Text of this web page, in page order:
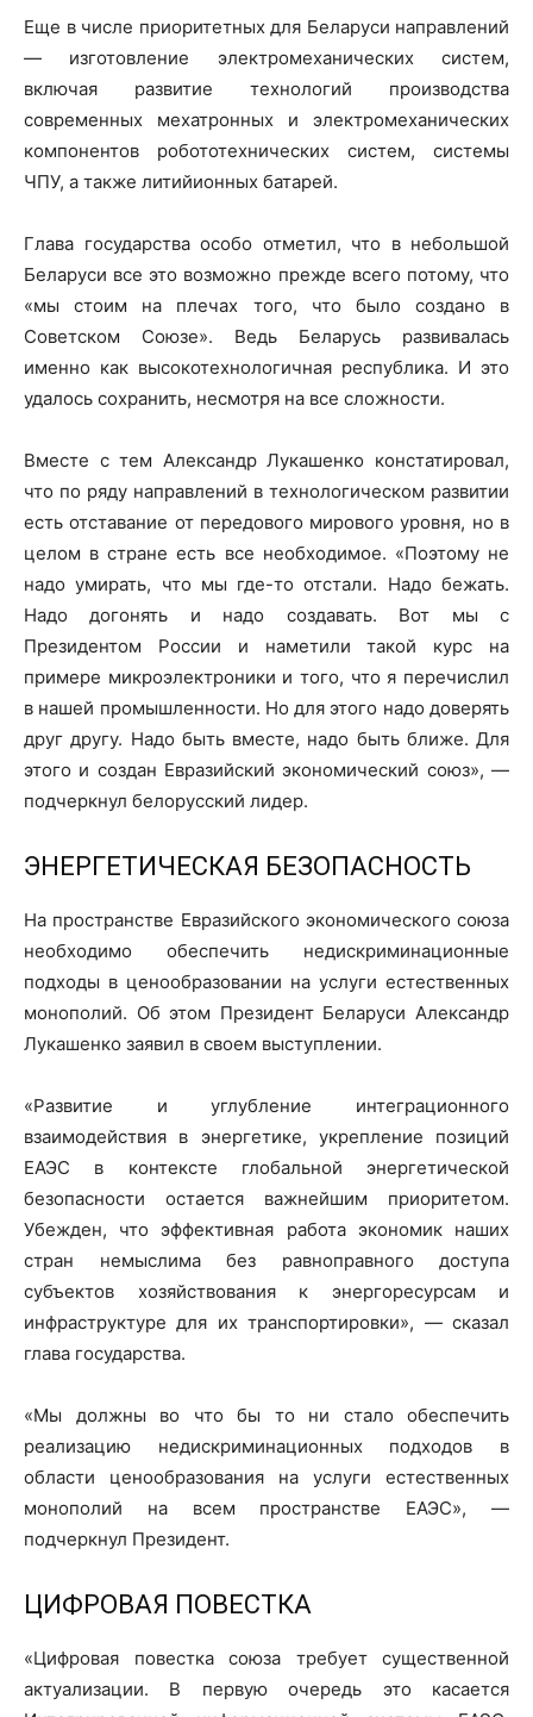
Еще в числе приоритетных для Беларуси направлений
— изготовление электромеханических систем,
включая развитие технологий производства
современных мехатронных и электромеханических
компонентов робототехнических систем, системы
ЧПУ, а также литийионных батарей.
Глава государства особо отметил, что в небольшой
Беларуси все это возможно прежде всего потому, что
«мы стоим на плечах того, что было создано в
Советском Союзе». Ведь Беларусь развивалась
именно как высокотехнологичная республика. И это
удалось сохранить, несмотря на все сложности.
Вместе с тем Александр Лукашенко констатировал,
что по ряду направлений в технологическом развитии
есть отставание от передового мирового уровня, но в
целом в стране есть все необходимое. «Поэтому не
надо умирать, что мы где-то отстали. Надо бежать.
Надо догонять и надо создавать. Вот мы с
Президентом России и наметили такой курс на
примере микроэлектроники и того, что я перечислил
в нашей промышленности. Но для этого надо доверять
друг другу. Надо быть вместе, надо быть ближе. Для
этого и создан Евразийский экономический союз», —
подчеркнул белорусский лидер.
ЭНЕРГЕТИЧЕСКАЯ БЕЗОПАСНОСТЬ
На пространстве Евразийского экономического союза
необходимо обеспечить недискриминационные
подходы в ценообразовании на услуги естественных
монополий. Об этом Президент Беларуси Александр
Лукашенко заявил в своем выступлении.
«Развитие и углубление интеграционного
взаимодействия в энергетике, укрепление позиций
ЕАЭС в контексте глобальной энергетической
безопасности остается важнейшим приоритетом.
Убежден, что эффективная работа экономик наших
стран немыслима без равноправного доступа
субъектов хозяйствования к энергоресурсам и
инфраструктуре для их транспортировки», — сказал
глава государства.
«Мы должны во что бы то ни стало обеспечить
реализацию недискриминационных подходов в
области ценообразования на услуги естественных
монополий на всем пространстве ЕАЭС», —
подчеркнул Президент.
ЦИФРОВАЯ ПОВЕСТКА
«Цифровая повестка союза требует существенной
актуализации. В первую очередь это касается